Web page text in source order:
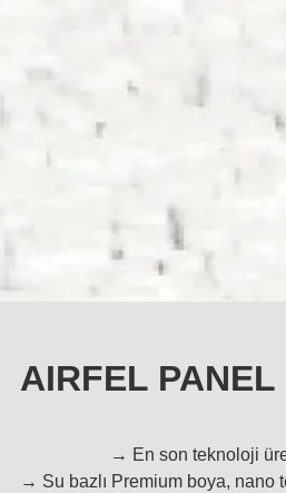
AIRFEL PANEL
→ En son teknoloji
→ Su bazlı Premium boya, nano